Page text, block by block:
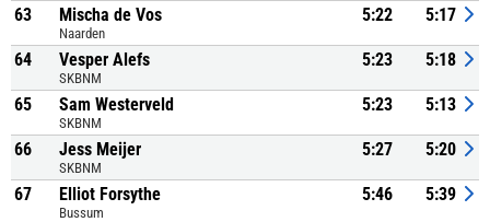
63 Mischa de Vos
Naarden
5:22 5:17
64 Vesper Alefs
SKBNM
5:23 5:18
65 Sam Westerveld
SKBNM
5:23 5:13
66 Jess Meijer
SKBNM
5:27 5:20
67 Elliot Forsythe
Bussum
5:46 5:39